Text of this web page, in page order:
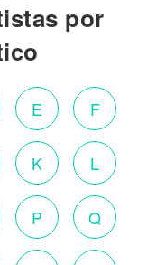
por
E F
K L
P Q